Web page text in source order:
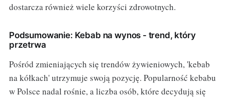
dostarcza również wiele korzyści zdrowotnych.
Podsumowanie: Kebab na wynos - trend, który
przetrwa
Pośród zmieniających się trendów żywieniowych, 'kebab
na kółkach' utrzymuje swoją pozycję. Popularność kebabu
w Polsce nadal rośnie, a liczba osób, które decydują się